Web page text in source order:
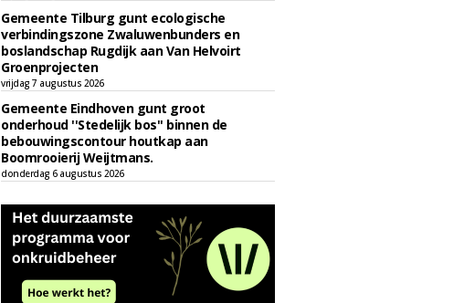
Gemeente Tilburg gunt ecologische
verbindingszone Zwaluwenbunders en
boslandschap Rugdijk aan Van Helvoirt
Groenprojecten
vrijdag 7 augustus 2026
Gemeente Eindhoven gunt groot
onderhoud ''Stedelijk bos'' binnen de
bebouwingscontour houtkap aan
Boomrooierij Weijtmans.
donderdag 6 augustus 2026